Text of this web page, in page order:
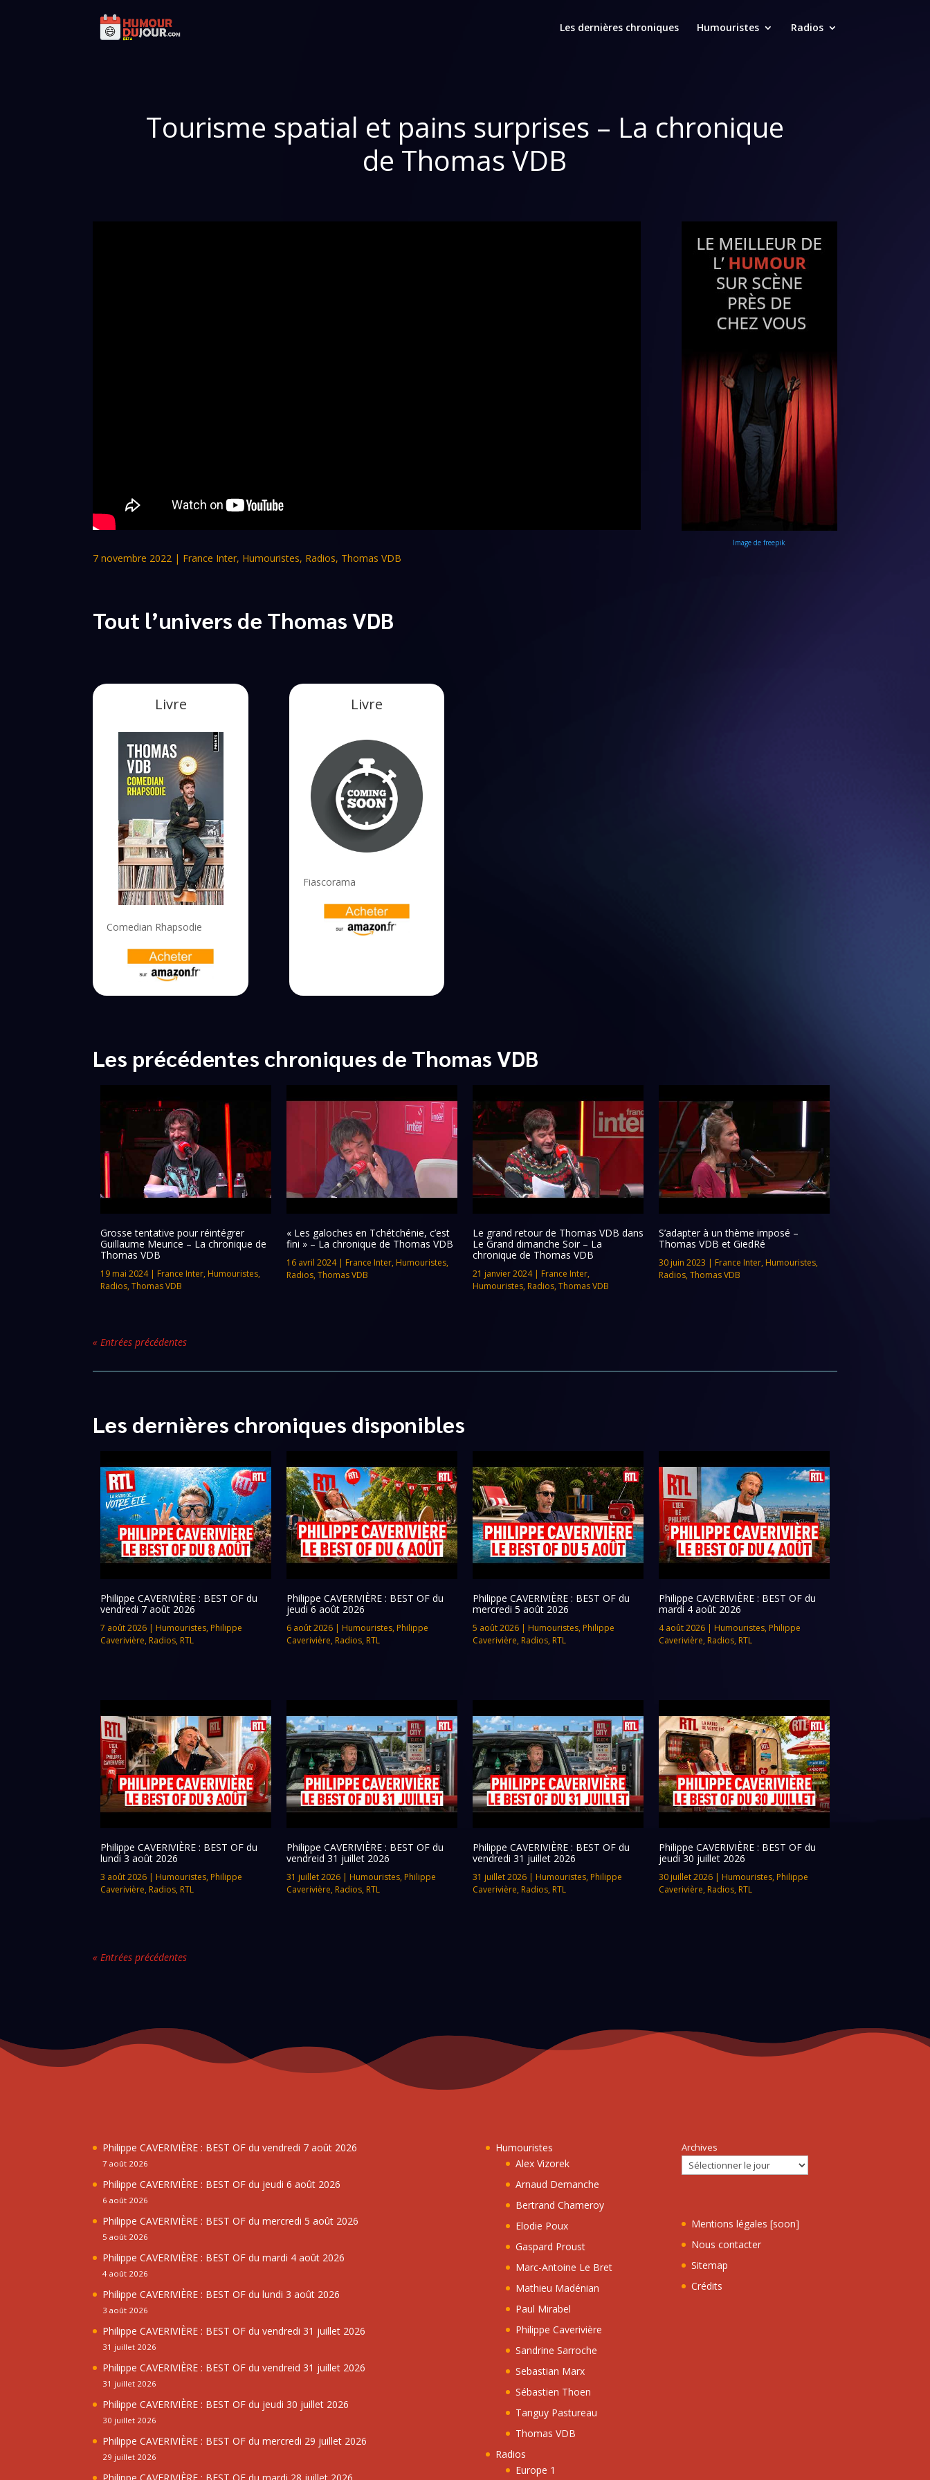
Les dernières chroniques Humouristes Radios
Tourisme spatial et pains surprises – La chronique
de Thomas VDB
7 novembre 2022 | France Inter, Humouristes, Radios, Thomas VDB
Image de freepik
Tout l’univers de Thomas VDB
Livre
Comedian Rhapsodie
Livre
Fiascorama
Les précédentes chroniques de Thomas VDB
Grosse tentative pour réintégrer
Guillaume Meurice – La chronique de
Thomas VDB
19 mai 2024| France Inter, Humouristes,
Radios,Thomas VDB
« Les galoches en Tchétchénie, c’est
fini » – La chronique de Thomas VDB
16 avril 2024| France Inter, Humouristes,
Radios, Thomas VDB
Le grand retour de Thomas VDB dans
Le Grand dimanche Soir – La
chronique de Thomas VDB
21 janvier 2024| France Inter,
Humouristes, Radios, Thomas VDB
S’adapter à un thème imposé –
Thomas VDB et GiedRé
30 juin 2023 | France Inter, Humouristes,
Radios, Thomas VDB
« Entrées précédentes
Les dernières chroniques disponibles
Philippe CAVERIVIÈRE : BEST OF du
vendredi 7 août 2026
7 août 2026 | Humouristes, Philippe
Caverivière, Radios, RTL
Philippe CAVERIVIÈRE : BEST OF du
jeudi 6 août 2026
6 août 2026| Humouristes, Philippe
Caverivière, Radios, RTL
Philippe CAVERIVIÈRE : BEST OF du
mercredi 5 août 2026
5 août 2026| Humouristes, Philippe
Caverivière, Radios, RTL
Philippe CAVERIVIÈRE : BEST OF du
mardi 4 août 2026
4 août 2026| Humouristes, Philippe
Caverivière, Radios, RTL
Philippe CAVERIVIÈRE : BEST OF du
lundi 3 août 2026
3 août 2026 | Humouristes, Philippe
Caverivière, Radios, RTL
Philippe CAVERIVIÈRE : BEST OF du
vendreid 31 juillet 2026
31 juillet 2026| Humouristes, Philippe
Caverivière, Radios, RTL
Philippe CAVERIVIÈRE : BEST OF du
vendredi 31 juillet 2026
31 juillet 2026| Humouristes, Philippe
Caverivière, Radios, RTL
Philippe CAVERIVIÈRE : BEST OF du
jeudi 30 juillet 2026
30 juillet 2026| Humouristes, Philippe
Caverivière, Radios, RTL
« Entrées précédentes
Philippe CAVERIVIÈRE : BEST OF du vendredi 7 août 2026
7 août 2026
Philippe CAVERIVIÈRE : BEST OF du jeudi 6 août 2026
6 août 2026
Philippe CAVERIVIÈRE : BEST OF du mercredi 5 août 2026
5 août 2026
Philippe CAVERIVIÈRE : BEST OF du mardi 4 août 2026
4 août 2026
Philippe CAVERIVIÈRE : BEST OF du lundi 3 août 2026
3 août 2026
Philippe CAVERIVIÈRE : BEST OF du vendredi 31 juillet 2026
31 juillet 2026
Philippe CAVERIVIÈRE : BEST OF du vendreid 31 juillet 2026
31 juillet 2026
Philippe CAVERIVIÈRE : BEST OF du jeudi 30 juillet 2026
30 juillet 2026
Philippe CAVERIVIÈRE : BEST OF du mercredi 29 juillet 2026
29 juillet 2026
Humouristes
Alex Vizorek
Arnaud Demanche
Bertrand Chameroy
Elodie Poux
Gaspard Proust
Marc-Antoine Le Bret
Mathieu Madénian
Paul Mirabel
Philippe Caverivière
Sandrine Sarroche
Sebastian Marx
Sébastien Thoen
Tanguy Pastureau
Thomas VDB
Radios
Europe 1
Archives
Mentions légales [soon]
Nous contacter
Sitemap
Crédits